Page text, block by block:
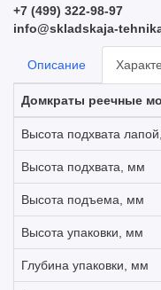
+7 (499) 322-98-97
info@skladskaja-
Описание
Домкраты реечные
Высота подхвата
Высота подхвата, мм
Высота подъема, мм
Высота упаковки, мм
Глубина упаковки, мм